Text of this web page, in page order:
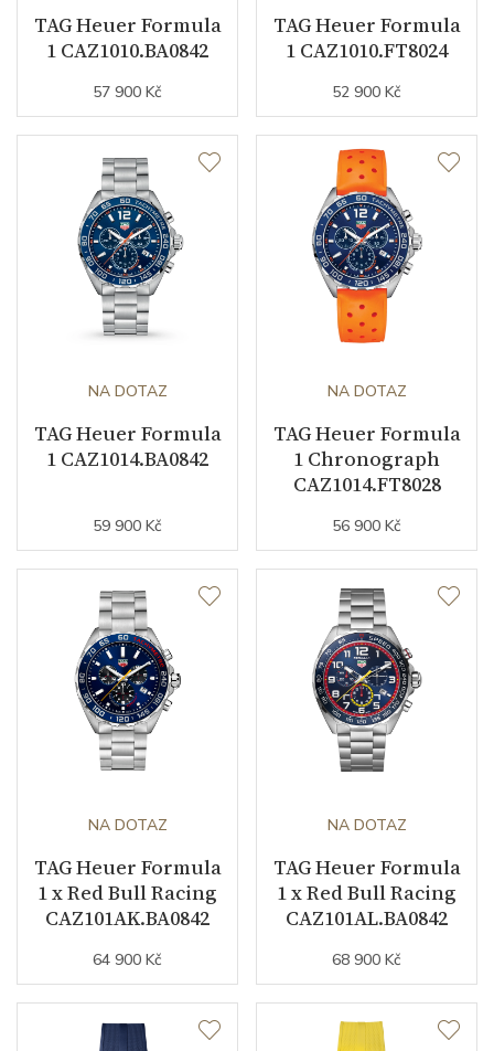
TAG Heuer Formula
1 CAZ1010.BA0842
57 900 Kč
TAG Heuer Formula
1 CAZ1010.FT8024
52 900 Kč
NA DOTAZ
TAG Heuer Formula
1 CAZ1014.BA0842
59 900 Kč
NA DOTAZ
TAG Heuer Formula
1 Chronograph
CAZ1014.FT8028
56 900 Kč
NA DOTAZ
TAG Heuer Formula
1 x Red Bull Racing
CAZ101AK.BA0842
64 900 Kč
NA DOTAZ
TAG Heuer Formula
1 x Red Bull Racing
CAZ101AL.BA0842
68 900 Kč